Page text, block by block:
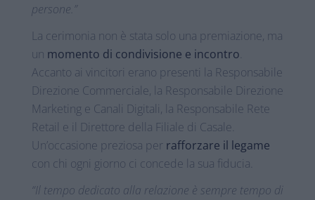
persone.”
La cerimonia non è stata solo una premiazione, ma
un momento di condivisione e incontro
Accanto ai vincitori erano presenti la Responsabile
Direzione Commerciale, la Responsabile Direzione
Marketing e Canali Digitali, la Responsabile Rete
Retail e il Direttore della Filiale di Casale.
Un’occasione preziosa per rafforzare il legame
con chi ogni giorno ci concede la sua fiducia.
“Il tempo dedicato alla relazione è sempre tempo di